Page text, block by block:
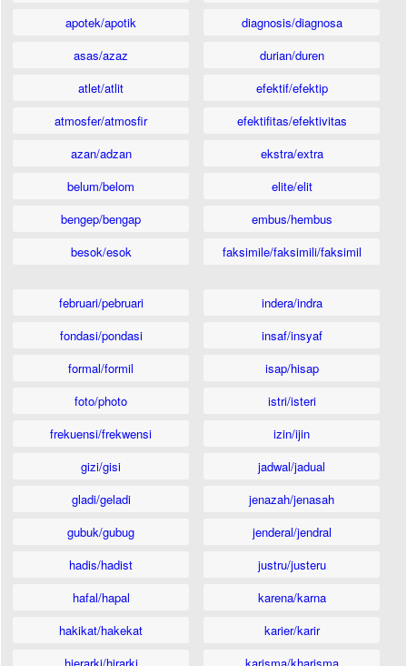
apotek/apotik
asas/azaz
atlet/atlit
atmosfer/atmosfir
azan/adzan
belum/belom
bengep/bengap
besok/esok
diagnosis/diagnosa
durian/duren
efektif/efektip
efektifitas/efektivitas
ekstra/extra
elite/elit
embus/hembus
faksimile/faksimili/faksimil
februari/pebruari
fondasi/pondasi
formal/formil
foto/photo
frekuensi/frekwensi
gizi/gisi
gladi/geladi
gubuk/gubug
hadis/hadist
hafal/hapal
hakikat/hakekat
indera/indra
insaf/insyaf
isap/hisap
istri/isteri
izin/ijin
jadwal/jadual
jenazah/jenasah
jenderal/jendral
justru/justeru
karena/karna
karier/karir